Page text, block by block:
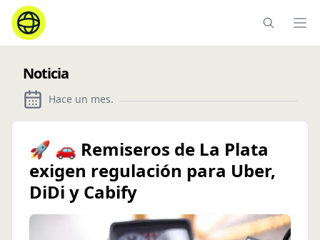
Noticia
Hace un mes.
🚀 🚗 Remiseros de La Plata
exigen regulación para Uber,
DiDi y Cabify